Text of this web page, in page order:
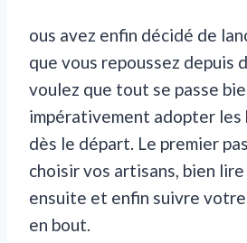
ous avez enfin décidé de
que vous repoussez depuis
voulez que tout se passe
impérativement adopter les
dès le départ. Le premier
choisir vos artisans, bien
ensuite et enfin suivre
en bout.